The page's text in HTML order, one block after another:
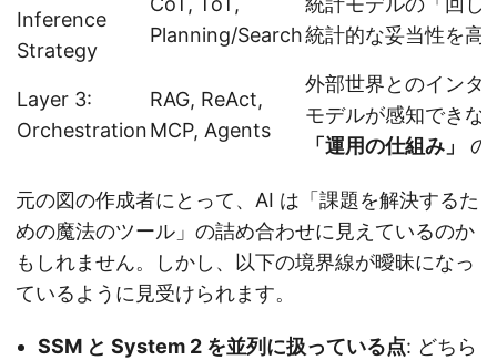
Inference
Strategy
Planning/Search統計的な妥当性を高
Layer 3:
Orchestration
RAG, ReAct,
MCP, Agents
外部世界とのインタ
モデルが感知できな
「運用の仕組み」
の
元の図の作成者にとって、AI は「課題を解決するた
めの魔法のツール」の詰め合わせに見えているのか
もしれません。しかし、以下の境界線が曖昧になっ
ているように見受けられます。
SSM と System 2 を並列に扱っている点: どちら